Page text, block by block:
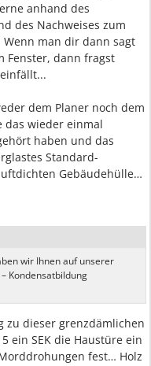
anhand des
des Nachweises zum
Wenn man dir dann sagt
Fenster, dann fragst
dem Planer noch dem
wieder einmal
haben und das
Standard-
Gebäudehülle…
wir Ihnen auf unserer
Kondensatbildung
zu dieser grenzdämlichen
ein SEK die Haustüre ein
fest… Holz